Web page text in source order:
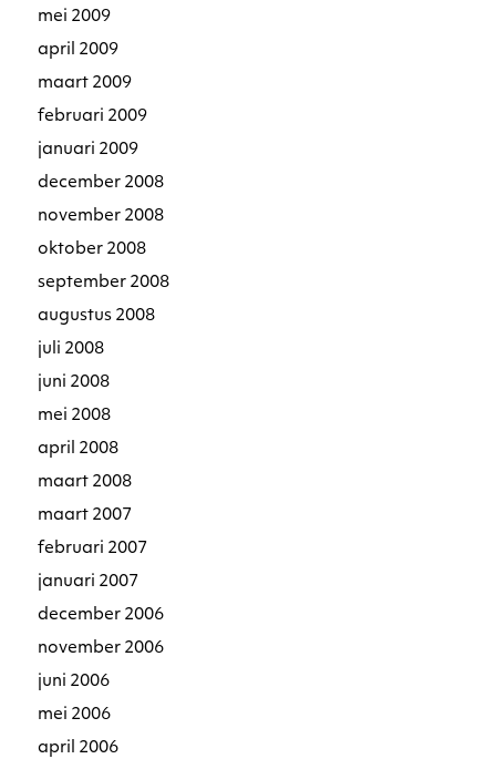
mei 2009
april 2009
maart 2009
februari 2009
januari 2009
december 2008
november 2008
oktober 2008
september 2008
augustus 2008
juli 2008
juni 2008
mei 2008
april 2008
maart 2008
maart 2007
februari 2007
januari 2007
december 2006
november 2006
juni 2006
mei 2006
april 2006